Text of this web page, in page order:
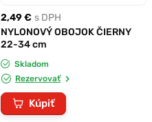
2,49 € s DPH
NYLONOVÝ OBOJOK ČIERNY
22-34 cm
Skladom
Rezervovať
Kúpiť